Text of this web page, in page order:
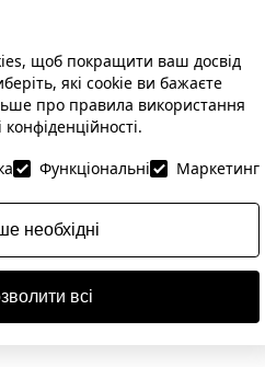
WhatsApp)
щоб покращити ваш досвід
які cookie ви бажаєте
про правила використання
Функціональні Маркетинг
необхідні
всі